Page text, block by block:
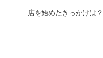
＿＿＿店を始めたきっかけは？